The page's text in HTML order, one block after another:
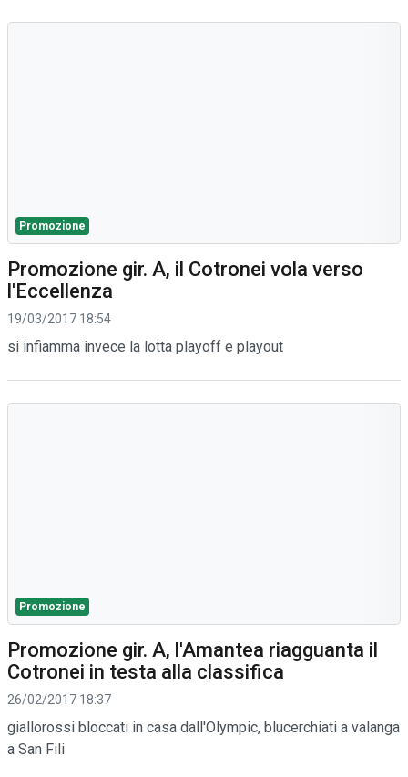
Promozione
Promozione gir. A, il Cotronei vola verso
l'Eccellenza
19/03/2017 18:54
si infiamma invece la lotta playoff e playout
Promozione
Promozione gir. A, l'Amantea riagguanta il
Cotronei in testa alla classifica
26/02/2017 18:37
giallorossi bloccati in casa dall'Olympic, blucerchiati a valanga
a San Fili